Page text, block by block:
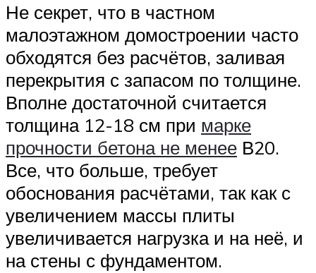
Не секрет, что в частном
малоэтажном домостроении часто
обходятся без расчётов, заливая
перекрытия с запасом по толщине.
Вполне достаточной считается
толщина 12-18 см при марке
прочности бетона не менее В20.
Все, что больше, требует
обоснования расчётами, так как с
увеличением массы плиты
увеличивается нагрузка и на неё, и
на стены с фундаментом.